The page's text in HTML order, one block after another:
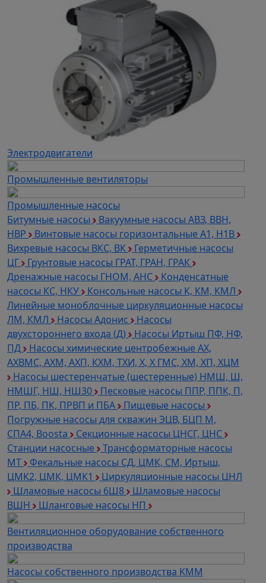
Электродвигатели
Промышленные вентиляторы
Промышленные насосы
Битумные насосы
Вакуумные насосы АВЗ, ВВН,
НВР
Винтовые насосы горизонтальные А1, Н1В
Вихревые насосы ВКС, ВК
Герметичные насосы
ЦГ
Грунтовые насосы ГРАТ, ГРАН, ГРАК
Дренажные насосы ГНОМ, АНС
Конденсатные
насосы КС, НКУ
Консольные насосы К, КМ, КМЛ
Линейные моноблочные циркуляционные насосы
ЛМ, КМЛ
Насосы Адонис
Насосы
двухстороннего входа (Д)
Насосы Иртыш ПФ, НФ,
ПД
Насосы химические центробежные АХ,
АХВМС, АХМ, АХП, КХМ, ТХИ, Х, Х ГМС, ХМ, ХП, ХЦМ
Насосы шестеренчатые (шестеренные) НМШ, Ш,
НМШГ, НШ, НШ30
Песковые насосы ППР, ППК, П,
ПР, ПБ, ПК, ПРВП и ПБА
Пищевые насосы
Погружные насосы для скважин ЭЦВ, БЦП М,
СПА4, Boosta
Секционные насосы ЦНСГ, ЦНС
Станции насосные
Трансформаторные насосы
МТ
Фекальные насосы СД, ЦМК, СМ, Иртыш,
ЦМК2, ЦМК, ЦМК1
Циркуляционные насосы ЦНЛ
Шламовые насосы 6Ш8
Шламовые насосы
ВШН
Шланговые насосы НП
Вентиляционное оборудование собственного
производства
Насосы собственного производства KMM